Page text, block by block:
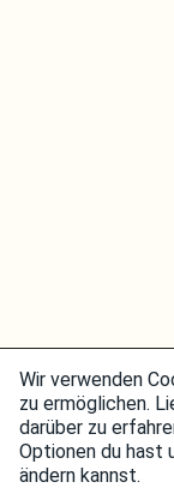
Wir verwenden
zu ermöglichen.
darüber zu
Optionen du hast
ändern kannst.